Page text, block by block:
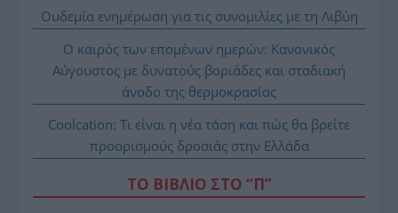
Ουδεμία ενημέρωση για τις συνομιλίες με τη Λιβύη
Ο καιρός των επομένων ημερών: Κανονικός
Αύγουστος με δυνατούς βοριάδες και σταδιακή
άνοδο της θερμοκρασίας
Coolcation: Τι είναι η νέα τάση και πώς θα βρείτε
προορισμούς δροσιάς στην Ελλάδα
ΤΟ ΒΙΒΛΙΟ ΣΤΟ “Π”